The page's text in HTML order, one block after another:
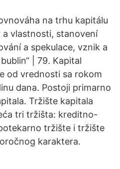
na trhu kapitálu
a vlastnosti, stanovení
a spekulace, vznik a
| 79. Kapital
od vrednosti sa rokom
dana. Postoji primarno
Tržište kapitala
tri tržišta: kreditno-
tržište i tržište
karaktera.